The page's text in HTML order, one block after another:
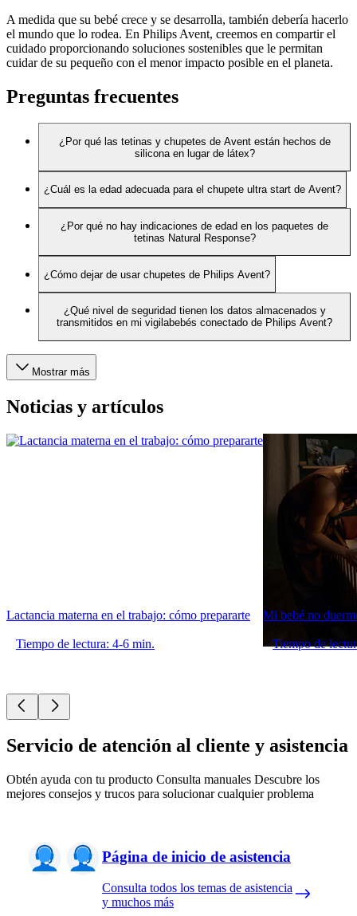
A medida que su bebé crece y se desarrolla, también debería hacerlo
el mundo que lo rodea. En Philips Avent, creemos en compartir el
cuidado proporcionando soluciones sostenibles que le permitan
cuidar de su pequeño con el menor impacto posible en el planeta.
Preguntas frecuentes
¿Por qué las tetinas y chupetes de Avent están hechos de
silicona en lugar de látex?
¿Cuál es la edad adecuada para el chupete ultra start de Avent?
¿Por qué no hay indicaciones de edad en los paquetes de
tetinas Natural Response?
¿Cómo dejar de usar chupetes de Philips Avent?
¿Qué nivel de seguridad tienen los datos almacenados y
transmitidos en mi vigilabebés conectado de Philips Avent?
Mostrar más
Noticias y artículos
Lactancia materna en el trabajo: cómo prepararte
Tiempo de lectura: 4-6 min.
Mi bebé no
Tiempo de
Servicio de atención al cliente y asistencia
Obtén ayuda con tu producto Consulta manuales Descubre los
mejores consejos y trucos para solucionar cualquier problema
Página de inicio de asistencia
Consulta todos los temas de asistencia
y muchos más